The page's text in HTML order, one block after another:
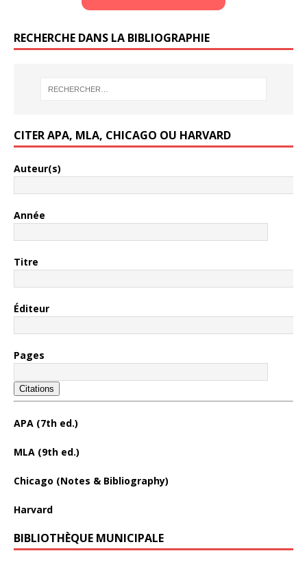
RECHERCHE DANS LA BIBLIOGRAPHIE
CITER APA, MLA, CHICAGO OU HARVARD
Auteur(s)
Année
Titre
Éditeur
Pages
Citations
APA (7th ed.)
MLA (9th ed.)
Chicago (Notes & Bibliography)
Harvard
BIBLIOTHÈQUE MUNICIPALE